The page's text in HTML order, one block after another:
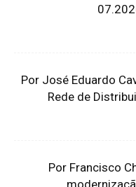
Por José Eduardo
Rede de
Por Francisco